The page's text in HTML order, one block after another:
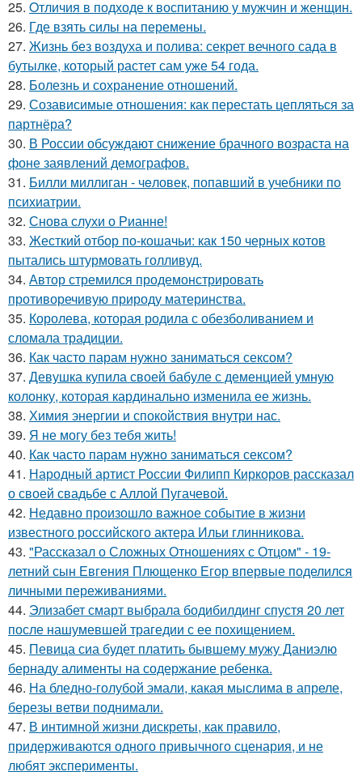
25. Oтличия в подходе к воспитанию у мужчин и женщин.
26. Где взять силы на перемены.
27. Жизнь без воздуха и полива: секрет вечного сада в
бутылке, который растет сам уже 54 года.
28. Болезнь и сохранение отношений.
29. Созависимые отношения: как перестать цепляться за
партнёра?
30. В России обсуждают снижение брачного возраста на
фоне заявлений демографов.
31. Билли миллиган - чeловек, попавший в учебники по
психиатрии.
32. Снова слухи о Рианне!
33. Жесткий отбор по-кошачьи: как 150 черных котов
пытались штурмовать голливуд.
34. Автор стремился продемонстрировать
противоречивую природу материнства.
35. Королева, которая родила с обезболиванием и
сломала традиции.
36. Как часто парам нужно заниматься сексом?
37. Девушка купила своей бабуле с деменцией умную
колонку, которая кардинально изменила ее жизнь.
38. Химия энергии и спокойствия внутри нас.
39. Я не могу без тебя жить!
40. Как часто парам нужно заниматься сексом?
41. Народный артист России Филипп Киркоров рассказал
о своей свадьбе с Аллой Пугачевой.
42. Недавно произошло важное событие в жизни
известного российского актера Ильи глинникова.
43. "Рассказал о Сложных Отношениях с Отцом" - 19-
летний сын Евгения Плющенко Егор впервые поделился
личными переживаниями.
44. Элизабет смарт выбрала бодибилдинг спустя 20 лет
после нашумевшей трагедии с ее похищением.
45. Певица сиа будет платить бывшему мужу Даниэлю
бернаду алименты на содержание ребенка.
46. На бледно-голубой эмали, какая мыслима в апреле,
березы ветви поднимали.
47. В интимной жизни дискреты, как правило,
придерживаются одного привычного сценария, и не
любят эксперименты.